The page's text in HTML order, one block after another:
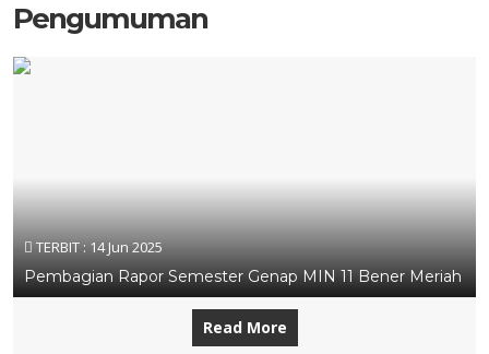
Pengumuman
TERBIT : 14 Jun 2025
Pembagian Rapor Semester Genap MIN 11 Bener Meriah
Read More